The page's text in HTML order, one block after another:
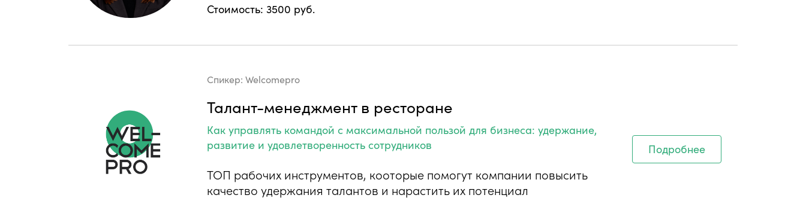
Стоимость: 3500 руб.
Спикер: Welcomepro
Талант-менеджмент в ресторане
Как управлять командой с максимальной пользой для бизнеса: удержание,
развитие и удовлетворенность сотрудников
ТОП рабочих инструментов, кооторые помогут компании повысить
качество удержания талантов и нарастить их потенциал
Подробнее